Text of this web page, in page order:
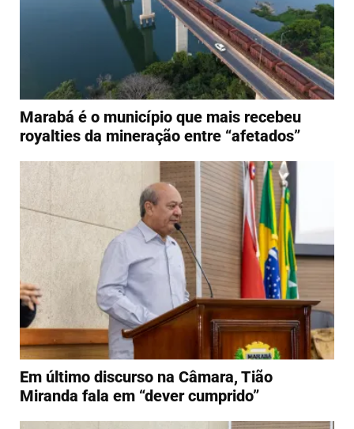
Marabá é o município que mais recebeu
royalties da mineração entre “afetados”
Em último discurso na Câmara, Tião
Miranda fala em “dever cumprido”